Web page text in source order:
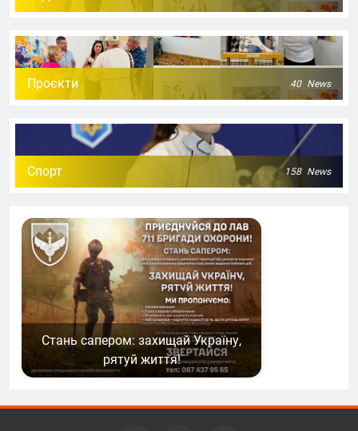
Проєкти 40 News
Спорт 158 News
Стань сапером: захищай Україну,
рятуй життя!